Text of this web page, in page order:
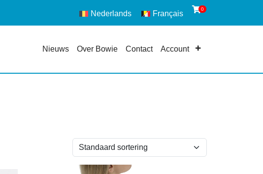
Nederlands Français
0
Nieuws Over Bowie Contact Account